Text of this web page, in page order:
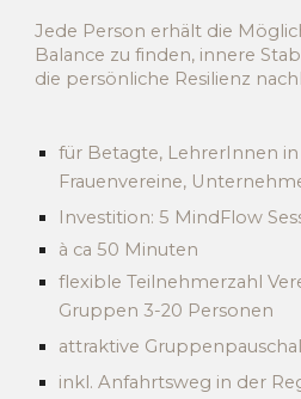
Jede Person erhält die
Balance zu finden, innere
die persönliche Resilienz
für Betagte, LehrerInnen
Frauenvereine,
Investition: 5 MindFlow
à ca 50 Minuten
flexible Teilnehmerzahl
Gruppen 3-20 Personen
attraktive
inkl. Anfahrtsweg in der